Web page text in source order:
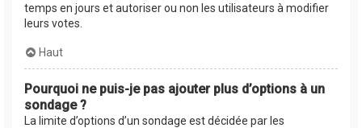
temps en jours et autoriser ou non les utilisateurs à modifier
leurs votes.
Haut
Pourquoi ne puis-je pas ajouter plus d’options à un
sondage ?
La limite d’options d’un sondage est décidée par les